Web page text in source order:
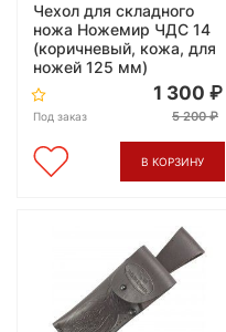
Чехол для складного
ножа Ножемир ЧДС 14
(коричневый, кожа, для
ножей 125 мм)
Под заказ
1 300
5 200
В КОРЗИНУ